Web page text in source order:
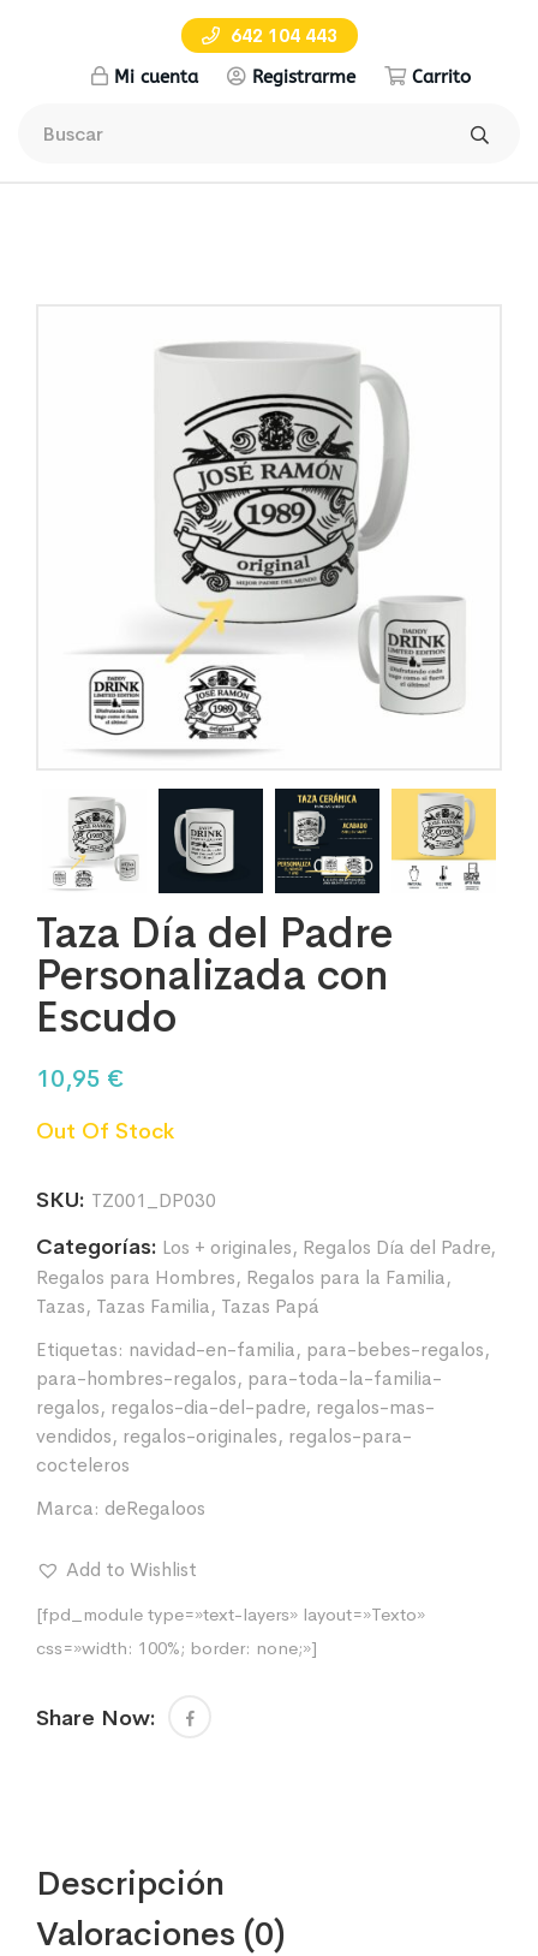
642 104 443
Mi cuenta Registrarme Carrito
Taza Día del Padre
Personalizada con
Escudo
10,95 €
Out Of Stock
SKU: TZ001_DP030
Categorías: Los + originales, Regalos Día del Padre,
Regalos para Hombres, Regalos para la Familia,
Tazas, Tazas Familia, Tazas Papá
Etiquetas: navidad-en-familia, para-bebes-regalos,
para-hombres-regalos, para-toda-la-familia-
regalos, regalos-dia-del-padre, regalos-mas-
vendidos, regalos-originales, regalos-para-
cocteleros
Marca: deRegaloos
Add to Wishlist
[fpd_module type=»text-layers» layout=»Texto»
css=»width: 100%; border: none;»]
Share Now:
Descripción
Valoraciones (0)